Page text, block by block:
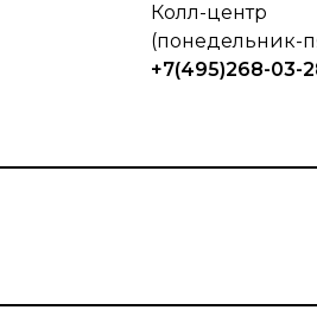
Колл-центр
(понедельник-
+7(495)268-03-